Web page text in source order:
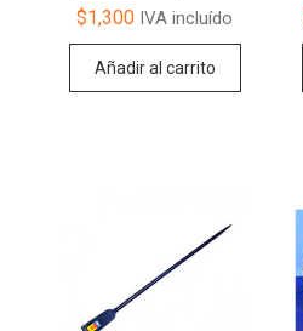
$1,300 IVA incluído
Añadir al carrito